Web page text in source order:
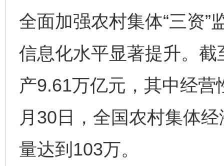
全面加强农村集体“三资
信息化水平显著提升。
产9.61万亿元，其中经
月30日，全国农村集体
量达到103万。
完善运行机制助力责任有效落实 一纸欠